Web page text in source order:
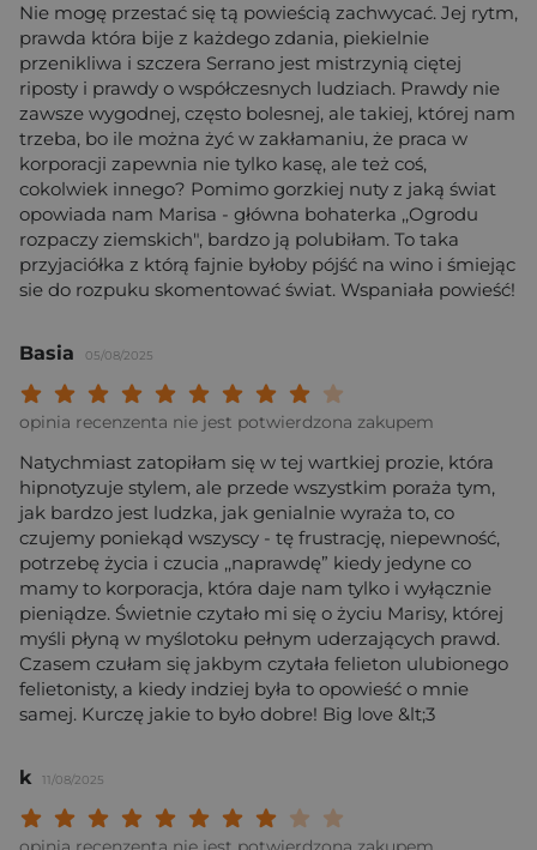
Nie mogę przestać się tą powieścią zachwycać. Jej rytm,
prawda która bije z każdego zdania, piekielnie
przenikliwa i szczera Serrano jest mistrzynią ciętej
riposty i prawdy o współczesnych ludziach. Prawdy nie
zawsze wygodnej, często bolesnej, ale takiej, której nam
trzeba, bo ile można żyć w zakłamaniu, że praca w
korporacji zapewnia nie tylko kasę, ale też coś,
cokolwiek innego? Pomimo gorzkiej nuty z jaką świat
opowiada nam Marisa - główna bohaterka ,,Ogrodu
rozpaczy ziemskich", bardzo ją polubiłam. To taka
przyjaciółka z którą fajnie byłoby pójść na wino i śmiejąc
sie do rozpuku skomentować świat. Wspaniała powieść!
Basia 05/08/2025
Twoja ocena:
Twoja ocena: Wybitna 9/
Twoja ocena: Rewelacyjna 8/
Twoja ocena: Bardzo dobra 7/10"
Twoja ocena: Dobra 6/10"
Twoja ocena: Przeciętna 5/10"
Twoja ocena: Może być 4/10"
Twoja ocena: Słaba 3/10"
Twoja ocena: Bardzo słaba 2/10"
Twoja ocena: Beznadziejna 1/10"
opinia recenzenta nie jest potwierdzona zakupem
Natychmiast zatopiłam się w tej wartkiej prozie, która
hipnotyzuje stylem, ale przede wszystkim poraża tym,
jak bardzo jest ludzka, jak genialnie wyraża to, co
czujemy poniekąd wszyscy - tę frustrację, niepewność,
potrzebę życia i czucia ,,naprawdę” kiedy jedyne co
mamy to korporacja, która daje nam tylko i wyłącznie
pieniądze. Świetnie czytało mi się o życiu Marisy, której
myśli płyną w myślotoku pełnym uderzających prawd.
Czasem czułam się jakbym czytała felieton ulubionego
felietonisty, a kiedy indziej była to opowieść o mnie
samej. Kurczę jakie to było dobre! Big love &lt;3
k 11/08/2025
Twoja ocena:
Twoja ocena: Wybitna 9/
Twoja ocena: Rewelacyjna 8/
Twoja ocena: Bardzo dobra 7/10"
Twoja ocena: Dobra 6/10"
Twoja ocena: Przeciętna 5/10"
Twoja ocena: Może być 4/10"
Twoja ocena: Słaba 3/10"
Twoja ocena: Bardzo słaba 2/10"
Twoja ocena: Beznadziejna 1/10"